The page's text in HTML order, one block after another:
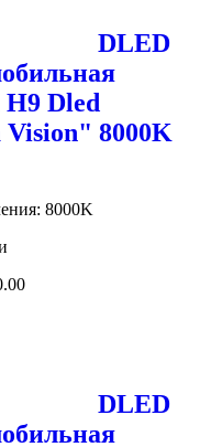
DLED
Dled
8000K
8000K
DLED